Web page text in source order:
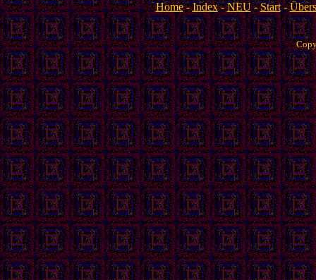
Home-Index-NEU-Start-